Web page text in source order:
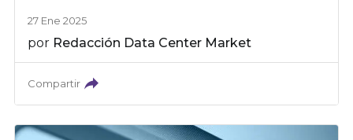
27 Ene 2025
por Redacción Data Center Market
Compartir